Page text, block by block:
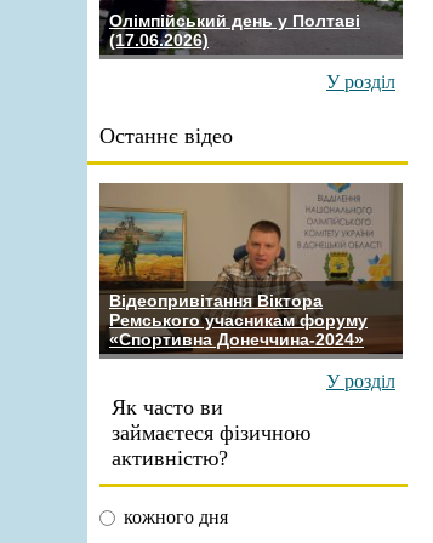
Олімпійський день у Полтаві
(17.06.2026)
У розділ
Останнє відео
Відеопривітання Віктора
Ремського учасникам форуму
«Спортивна Донеччина-2024»
У розділ
Як часто ви
займаєтеся фізичною
активністю?
кожного дня